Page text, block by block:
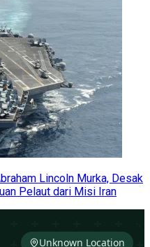
Lincoln Murka, Desak
Pelaut dari Misi Iran